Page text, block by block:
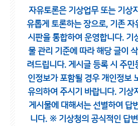
자유토론은 기상업무 또는 기상
유롭게 토론하는 장으로, 기존 자
시판을 통합하여 운영합니다. 기
물 관리 기준에 따라 해당 글이
려드립니다. 게시글 등록 시 주민
인정보가 포함될 경우 개인정보
유의하여 주시기 바랍니다. 기상
게시물에 대해서는 선별하여 답
니다. ※ 기상청의 공식적인 답